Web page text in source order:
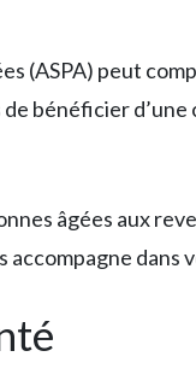
(ASPA) peut
bénéficier
âgées aux
dans